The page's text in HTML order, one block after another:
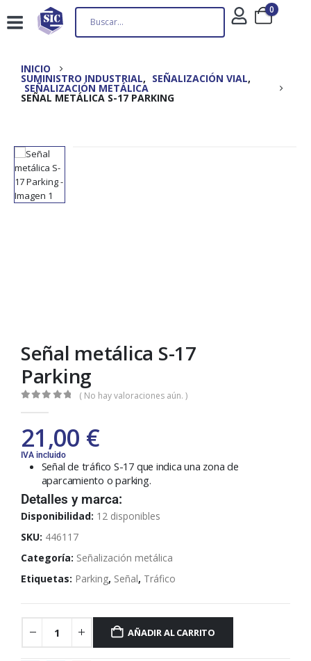
0
INICIO
SUMINISTRO INDUSTRIAL, SEÑALIZACIÓN VIAL,
SEÑALIZACIÓN METÁLICA
SEÑAL METÁLICA S-17 PARKING
Señal metálica S-17
Parking
( No hay valoraciones aún. )
21,00 €
IVA incluido
Señal de tráfico S-17 que indica una zona de
aparcamiento o parking.
Detalles y marca:
Disponibilidad: 12 disponibles
SKU: 446117
Categoría: Señalización metálica
Etiquetas: Parking, Señal, Tráfico
AÑADIR AL CARRITO